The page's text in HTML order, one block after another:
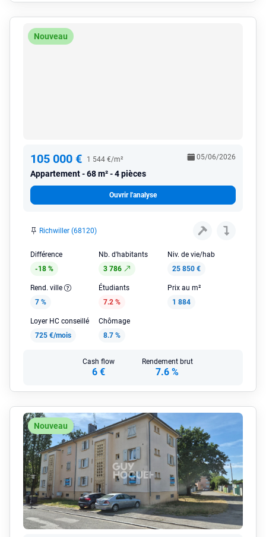
Nouveau
105 000 € 1 544 €/m²
Appartement 68 m² - 4 pièces
05/06/2026
Ouvrir l'analyse
Richwiller (68120)
Différence
-18 %
Nb. d'habitants
3 786
Niv. de vie/hab
25 850 €
Rend. ville
7 %
Étudiants
7.2 %
Prix au m²
1 884
Loyer HC conseillé
725 €/mois
Chômage
8.7 %
Cash flow
6 €
Rendement brut
7.6 %
Nouveau